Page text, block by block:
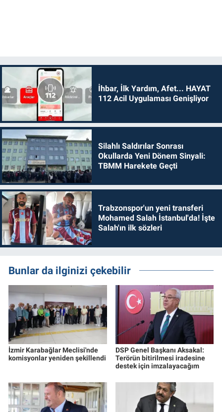
İhbar, İlk Yardım, Afet... HAYAT
112 Acil Uygulaması Genişliyor
Silahlı Saldırılar Sonrası
Okullarda Yeni Dönem Sinyali:
TBMM Harekete Geçti
Trabzonspor'un yeni transferi
Mohamed Salah İstanbul'da! İşte
Salah'ın ilk sözleri
Bunlar da ilginizi çekebilir
İzmir Karabağlar Meclisi'nde
komisyonlar yeniden şekillendi
DSP Genel Başkanı Aksakal:
Terörün bitirilmesi iradesine
destek için imzalayacağım